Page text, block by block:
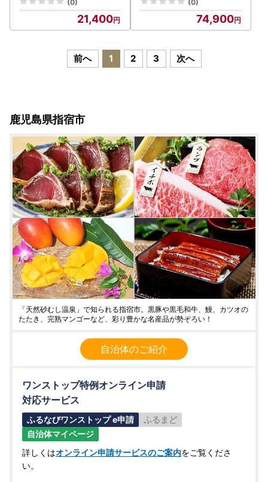
(0)
21,400
(0)
74,900
前へ 1 2 3 次へ
鹿児島県指宿市
「天然砂むし温泉」で知られる指宿市。黒豚や黒毛和牛、鰻、カツオの
たたき、完熟マンゴーなど、彩り豊かな名産品が勢ぞろい！
自治体のご紹介
ワンストップ特例オンライン申請
対応サービス
ふるなびワンストップ e申請
ふるまど
自治体マイページ
詳しくはオンライン申請サービスのご案内をご覧くださ
い。